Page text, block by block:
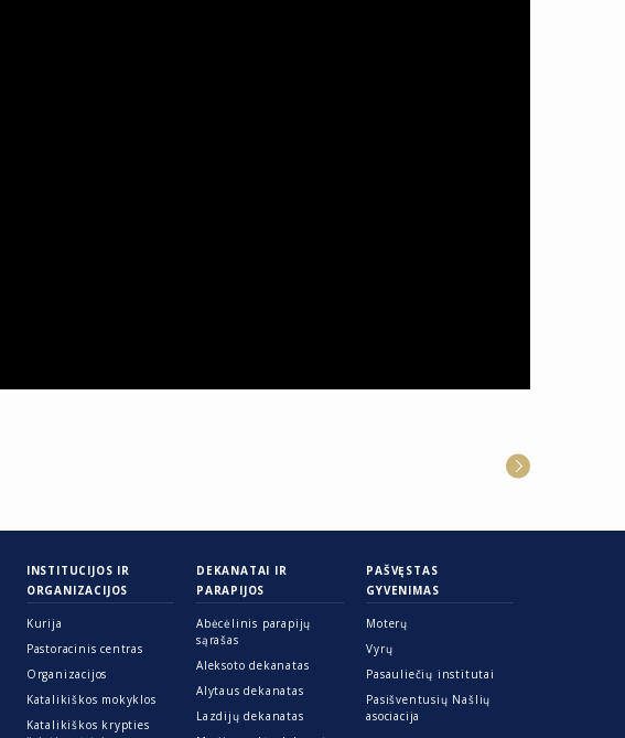
INSTITUCIJOS IR
ORGANIZACIJOS
Kurija
Pastoracinis centras
Organizacijos
Katalikiškos mokyklos
Katalikiškos krypties
DEKANATAI IR
PARAPIJOS
Abėcėlinis parapijų
sąrašas
Aleksoto dekanatas
Alytaus dekanatas
Lazdijų dekanatas
PAŠVĘSTAS
GYVENIMAS
Moterų
Vyrų
Pasauliečių institutai
Pasišventusių Našlių
asociacija